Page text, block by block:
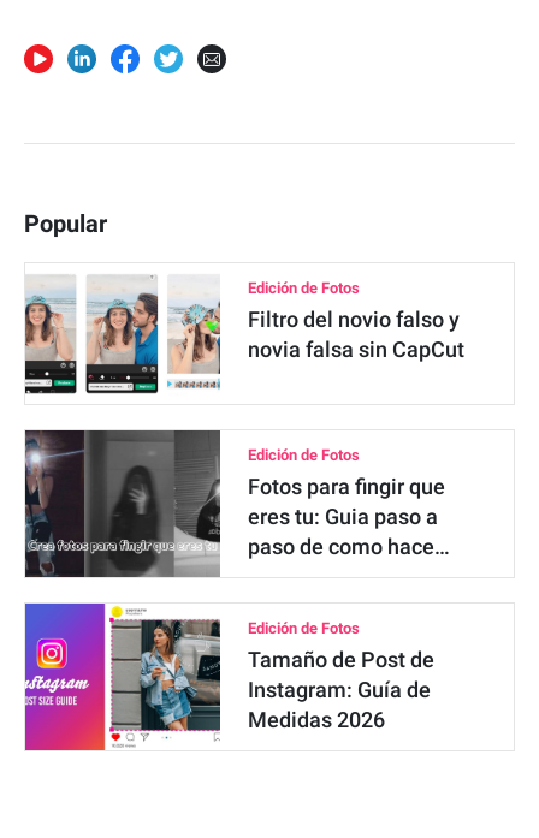
Popular
Edición de Fotos
Filtro del novio falso y
novia falsa sin CapCut
Edición de Fotos
Fotos para fingir que
eres tu: Guia paso a
paso de como hace…
Edición de Fotos
Tamaño de Post de
Instagram: Guía de
Medidas 2026